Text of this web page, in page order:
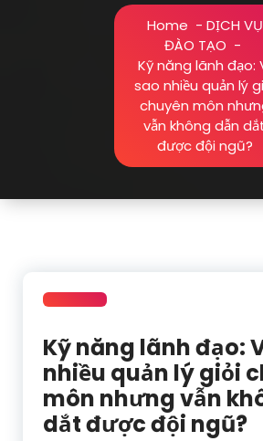
Home - DỊCH VỤ
ĐÀO TẠO -
Kỹ năng lãnh đạo:
sao nhiều quản lý
chuyên môn
vẫn không dẫn
được đội ngũ?
Kỹ năng lãnh đạo:
nhiều quản lý giỏi
môn nhưng vẫn
dắt được đội ngũ?